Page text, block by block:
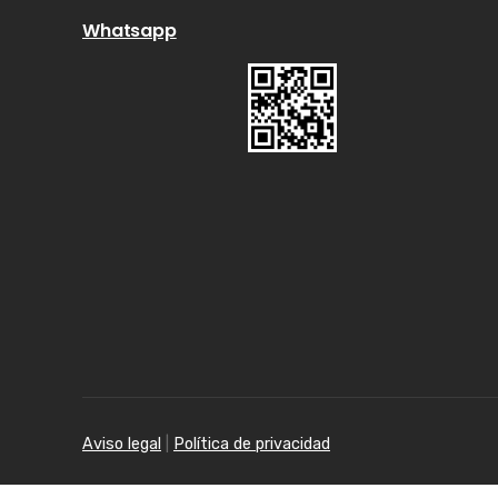
Whatsapp
Aviso legal Política de privacidad